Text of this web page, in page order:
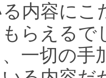
内容に
らえるで
一切の手